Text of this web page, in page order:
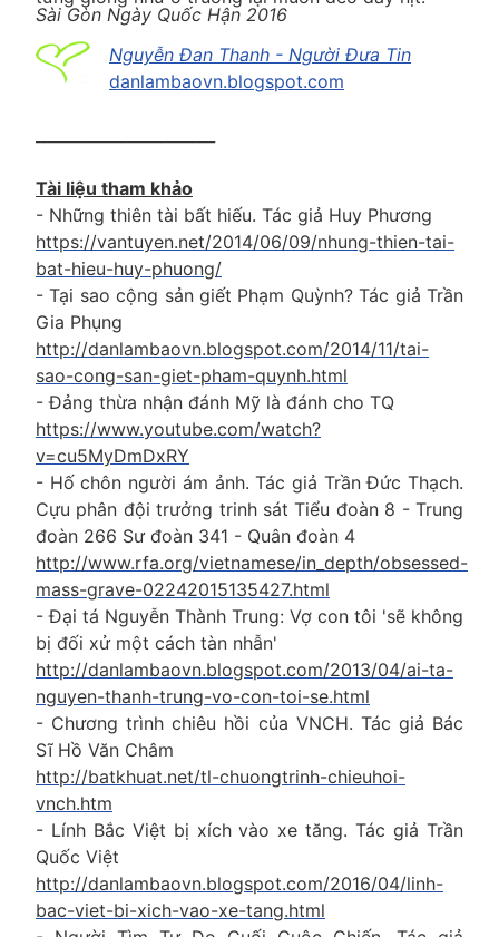
Sài Gòn Ngày Quốc Hận 2016
Nguyễn Đan Thanh - Người Đưa Tin
danlambaovn.blogspot.com
Tài liệu tham khảo
- Những thiên tài bất hiếu. Tác giả Huy Phương
https://vantuyen.net/2014/06/09/nhung-thien-tai-
bat-hieu-huy-phuong/
- Tại sao cộng sản giết Phạm Quỳnh? Tác giả Trần
Gia Phụng
http://danlambaovn.blogspot.com/2014/11/tai-
sao-cong-san-giet-pham-quynh.html
- Đảng thừa nhận đánh Mỹ là đánh cho TQ
https://www.youtube.com/watch?
v=cu5MyDmDxRY
- Hố chôn người ám ảnh. Tác giả Trần Đức Thạch.
Cựu phân đội trưởng trinh sát Tiểu đoàn 8 - Trung
đoàn 266 Sư đoàn 341 - Quân đoàn 4
http://www.rfa.org/vietnamese/in_depth/obsessed-
mass-grave-02242015135427.html
- Đại tá Nguyễn Thành Trung: Vợ con tôi 'sẽ không
bị đối xử một cách tàn nhẫn'
http://danlambaovn.blogspot.com/2013/04/ai-ta-
nguyen-thanh-trung-vo-con-toi-se.html
- Chương trình chiêu hồi của VNCH. Tác giả Bác
Sĩ Hồ Văn Châm
http://batkhuat.net/tl-chuongtrinh-chieuhoi-
vnch.htm
- Lính Bắc Việt bị xích vào xe tăng. Tác giả Trần
Quốc Việt
http://danlambaovn.blogspot.com/2016/04/linh-
bac-viet-bi-xich-vao-xe-tang.html